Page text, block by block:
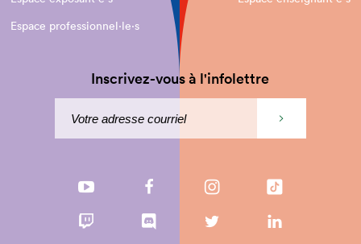
Espace professionnel·le⋅s
Inscrivez-vous à l'infolettre